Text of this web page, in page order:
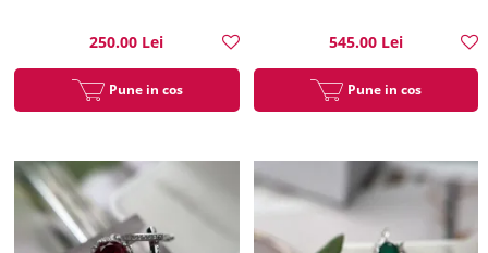
250.00 Lei
Pune in cos
545.00 Lei
Pune in cos